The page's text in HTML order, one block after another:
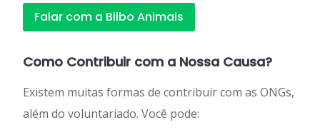
Falar com a Bilbo Animais
Como Contribuir com a Nossa Causa?
Existem muitas formas de contribuir com as ONGs,
além do voluntariado. Você pode: